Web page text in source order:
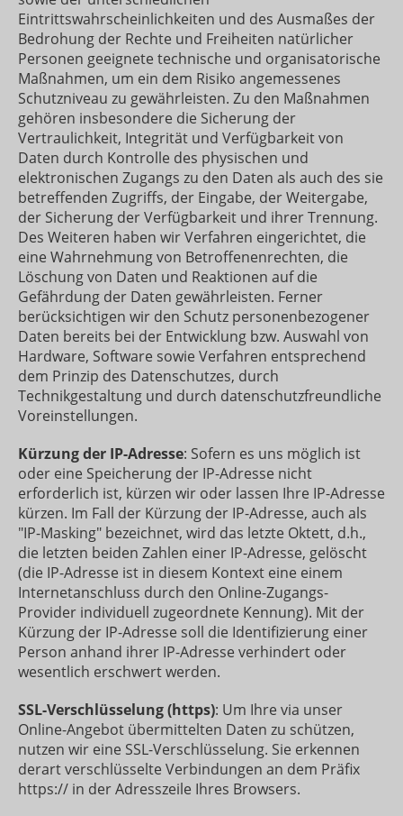
Eintrittswahrscheinlichkeiten und des Ausmaßes der
Bedrohung der Rechte und Freiheiten natürlicher
Personen geeignete technische und organisatorische
Maßnahmen, um ein dem Risiko angemessenes
Schutzniveau zu gewährleisten. Zu den Maßnahmen
gehören insbesondere die Sicherung der
Vertraulichkeit, Integrität und Verfügbarkeit von
Daten durch Kontrolle des physischen und
elektronischen Zugangs zu den Daten als auch des sie
betreffenden Zugriffs, der Eingabe, der Weitergabe,
der Sicherung der Verfügbarkeit und ihrer Trennung.
Des Weiteren haben wir Verfahren eingerichtet, die
eine Wahrnehmung von Betroffenenrechten, die
Löschung von Daten und Reaktionen auf die
Gefährdung der Daten gewährleisten. Ferner
berücksichtigen wir den Schutz personenbezogener
Daten bereits bei der Entwicklung bzw. Auswahl von
Hardware, Software sowie Verfahren entsprechend
dem Prinzip des Datenschutzes, durch
Technikgestaltung und durch datenschutzfreundliche
Voreinstellungen.
Kürzung der IP-Adresse: Sofern es uns möglich ist
oder eine Speicherung der IP-Adresse nicht
erforderlich ist, kürzen wir oder lassen Ihre IP-Adresse
kürzen. Im Fall der Kürzung der IP-Adresse, auch als
"IP-Masking" bezeichnet, wird das letzte Oktett, d.h.,
die letzten beiden Zahlen einer IP-Adresse, gelöscht
(die IP-Adresse ist in diesem Kontext eine einem
Internetanschluss durch den Online-Zugangs-
Provider individuell zugeordnete Kennung). Mit der
Kürzung der IP-Adresse soll die Identifizierung einer
Person anhand ihrer IP-Adresse verhindert oder
wesentlich erschwert werden.
SSL-Verschlüsselung (https): Um Ihre via unser
Online-Angebot übermittelten Daten zu schützen,
nutzen wir eine SSL-Verschlüsselung. Sie erkennen
derart verschlüsselte Verbindungen an dem Präfix
https:// in der Adresszeile Ihres Browsers.